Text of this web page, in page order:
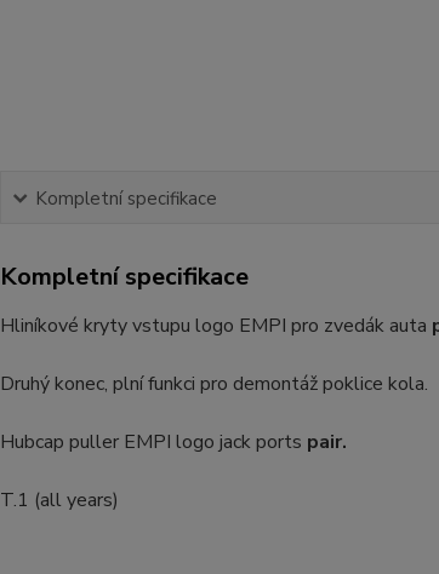
Kompletní specifikace
Kompletní specifikace
Hliníkové kryty vstupu logo EMPI pro zvedák auta
Druhý konec, plní funkci pro demontáž poklice kola.
Hubcap puller EMPI logo jack ports pair.
T.1 (all years)